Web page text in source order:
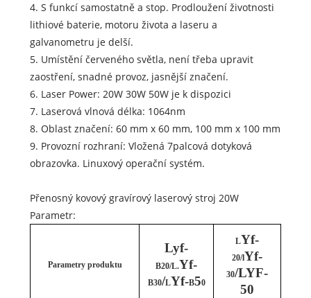
4. S funkcí samostatně a stop. Prodloužení životnosti
lithiové baterie, motoru života a laseru a
galvanometru je delší.
5. Umístění červeného světla, není třeba upravit
zaostření, snadné provoz, jasnější značení.
6. Laser Power: 20W 30W 50W je k dispozici
7. Laserová vlnová délka: 1064nm
8. Oblast značení: 60 mm x 60 mm, 100 mm x 100 mm
9. Provozní rozhraní: Vložená 7palcová dotyková
obrazovka. Linuxový operační systém.
Přenosný kovový gravírový laserový stroj 20W
Parametr:
Parametry produktu
Lyf-
B20/L.Yf-
B30/LYf-B50
LYf-
20/lYf-
30/LYF-
50